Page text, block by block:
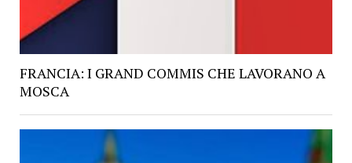
FRANCIA: I GRAND COMMIS CHE LAVORANO A
MOSCA